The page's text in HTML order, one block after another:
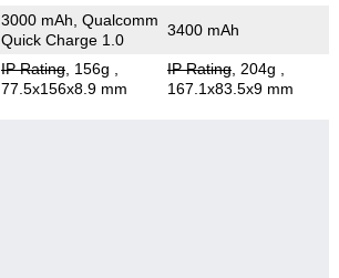
3000 mAh, Qualcomm
Quick Charge 1.0
3400 mAh
IP Rating, 156g
77.5x156x8.9 mm
IP Rating, 204g
167.1x83.5x9 mm